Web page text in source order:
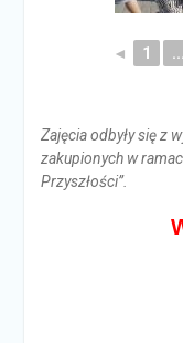
◄ 1 ...
Zajęcia odbyły się z
zakupionych w
Przyszłości”.